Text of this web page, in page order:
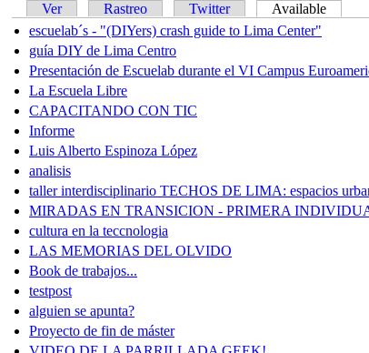
Ver Rastreo Twitter
Available
escuelab´s - "(DIYers) crash guide to Lima Center"
guía DIY de Lima Centro
Presentación de Escuelab durante el VI Campus
La Escuela Libre
CAPACITANDO CON TIC
Informe
Luis Alberto Espinoza López
analisis
taller interdisciplinario TECHOS DE LIMA: espacios
MIRADAS EN TRANSICION - PRIMERA
cultura en la teccnologia
LAS MEMORIAS DEL OLVIDO
Book de trabajos...
testpost
alguien se apunta?
Proyecto de fin de máster